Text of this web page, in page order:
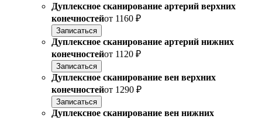
Дуплексное сканирование артерий верхних
конечностейот 1160 ₽
Записаться
Дуплексное сканирование артерий нижних
конечностейот 1120 ₽
Записаться
Дуплексное сканирование вен верхних
конечностейот 1290 ₽
Записаться
Дуплексное сканирование вен нижних